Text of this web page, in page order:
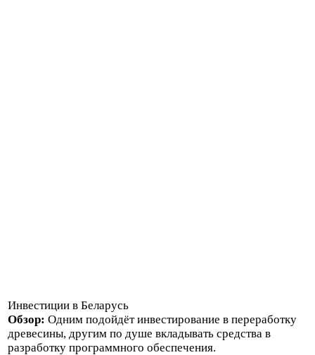
Инвестиции в Беларусь
Обзор: Одним подойдёт инвестирование в переработку
древесины, другим по душе вкладывать средства в
разработку программного обеспечения.